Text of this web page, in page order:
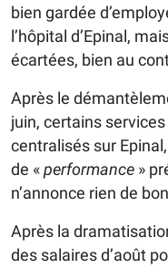
bien gardée
l’hôpital d’Epinal,
écartées, bien au
Après le
juin, certains
centralisés sur
de «performance »
n’annonce rien de
Après la
des salaires d’août